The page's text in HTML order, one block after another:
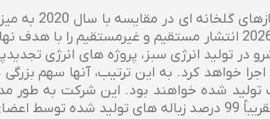
است و این شرکت متعهد شده است که تا سال 2026 انتشار مستقیم و
حدود 900 میلیون یورو اجرا خواهد کرد. به این ترتیب،
تولید شده خواهند بود. این شرکت به طور
است.